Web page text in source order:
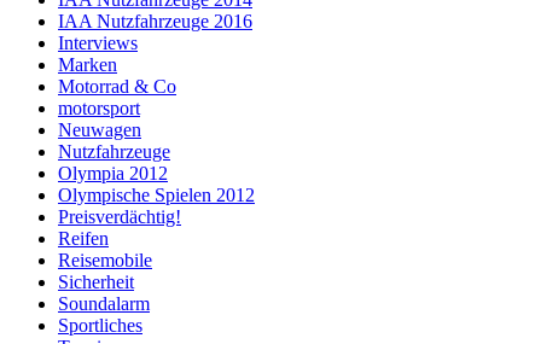
IAA Nutzfahrzeuge 2016
Interviews
Marken
Motorrad & Co
motorsport
Neuwagen
Nutzfahrzeuge
Olympia 2012
Olympische Spielen 2012
Preisverdächtig!
Reifen
Reisemobile
Sicherheit
Soundalarm
Sportliches